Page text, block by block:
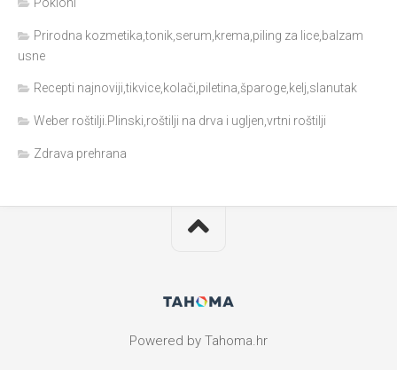
Pokloni
Prirodna kozmetika,tonik,serum,krema,piling za lice,balzam
usne
Recepti najnoviji,tikvice,kolači,piletina,šparoge,kelj,slanutak
Weber roštilji.Plinski,roštilji na drva i ugljen,vrtni roštilji
Zdrava prehrana
Powered by Tahoma.hr